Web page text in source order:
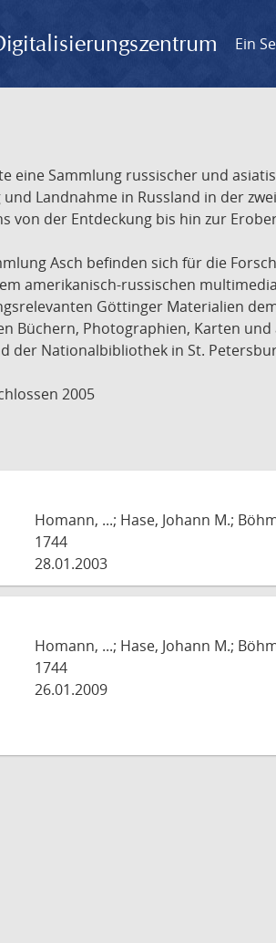
Ein
eine Sammlung russischer und
Landnahme in Russland in der
von der Entdeckung bis hin zur
Asch befinden sich für die
amerikanisch-russischen
Göttinger Materialien
Büchern, Photographien, Karten
der Nationalbibliothek in St.
2005
Homann, ...; Hase, Johann M.;
1744
28.01.2003
Homann, ...; Hase, Johann M.;
1744
26.01.2009